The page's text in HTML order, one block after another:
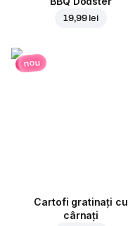
19,99 lei
nou
Cartofi gratinați cu
cârnați